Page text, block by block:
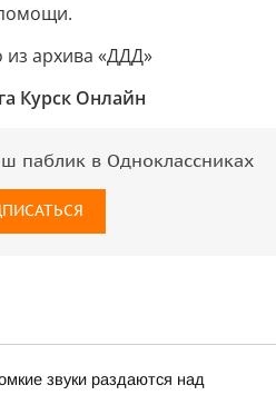
архива «ДДД»
Курск Онлайн
паблик в Одноклассниках
звуки раздаются над